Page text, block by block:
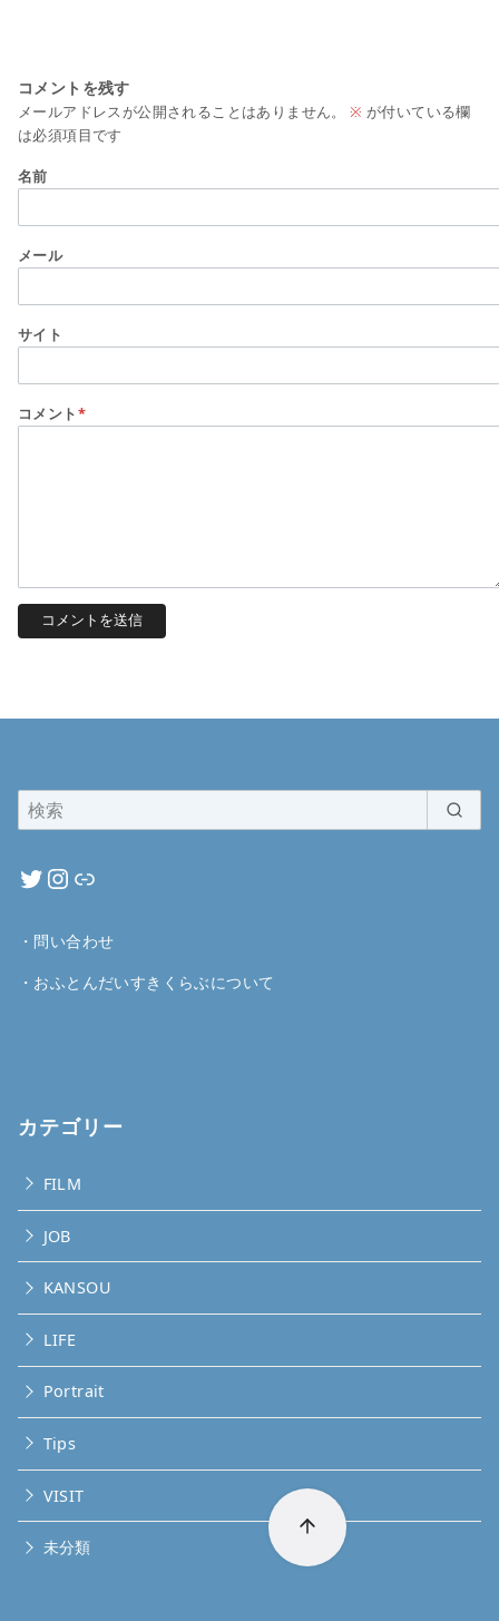
コメントを残す
メールアドレスが公開されることはありません。 ※ が付いている欄
は必須項目です
名前
メール
サイト
コメント*
・ 問い合わせ
・ おふとんだいすきくらぶについて
カテゴリー
FILM
JOB
KANSOU
LIFE
Portrait
Tips
VISIT
未分類